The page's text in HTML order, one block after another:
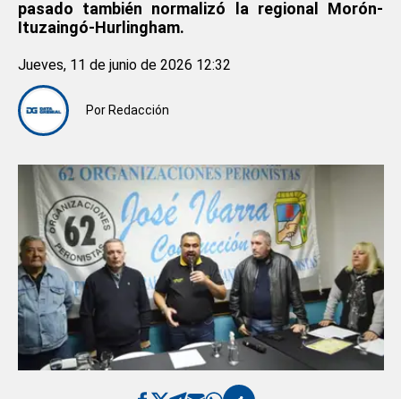
pasado también normalizó la regional Morón-
Ituzaingó-Hurlingham.
Por Redacción
Jueves, 11 de junio de 2026 12:32